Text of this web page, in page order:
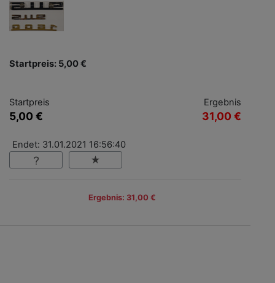
Startpreis: 5,00 €
Startpreis
5,00 €
Ergebnis
31,00 €
Endet: 31.01.2021 16:56:40
Ergebnis: 31,00 €